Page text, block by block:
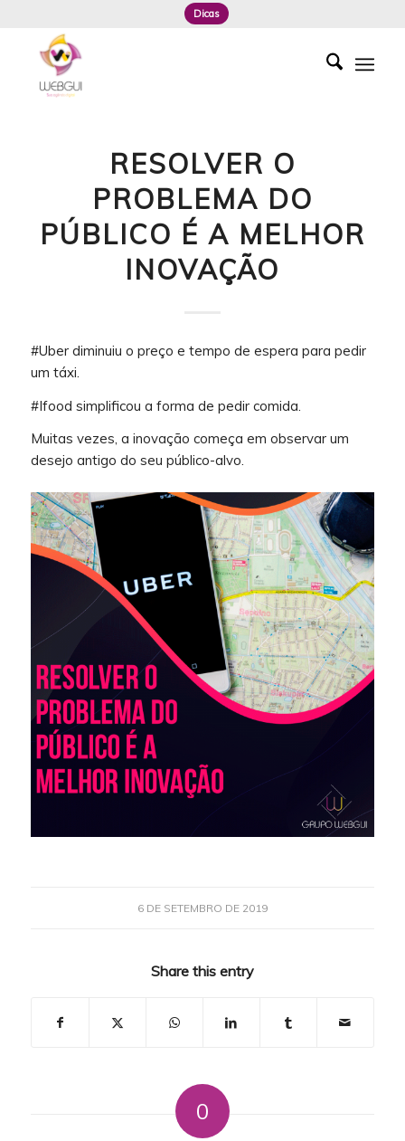
Dicas
RESOLVER O
PROBLEMA DO
PÚBLICO É A MELHOR
INOVAÇÃO
#Uber diminuiu o preço e tempo de espera para pedir
um táxi.
#Ifood simplificou a forma de pedir comida.
Muitas vezes, a inovação começa em observar um
desejo antigo do seu público-alvo.
6 DE SETEMBRO DE 2019
Share this entry
0